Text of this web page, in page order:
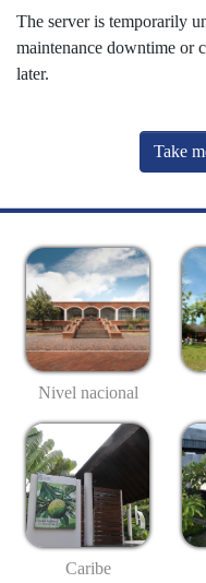
The server is temporarily
maintenance downtime or
later.
Take
Nivel nacional
Caribe